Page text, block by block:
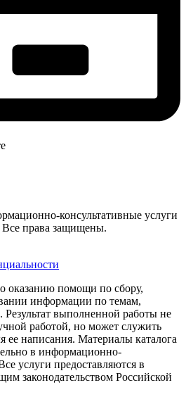
консультативные услуги
Все права защищены.
оказанию помощи по сбору,
информации по темам,
выполненной работы не
работой, но может служить
ее написания. Материалы каталога
в информационно-
услуги предоставляются в
законодательством Российской